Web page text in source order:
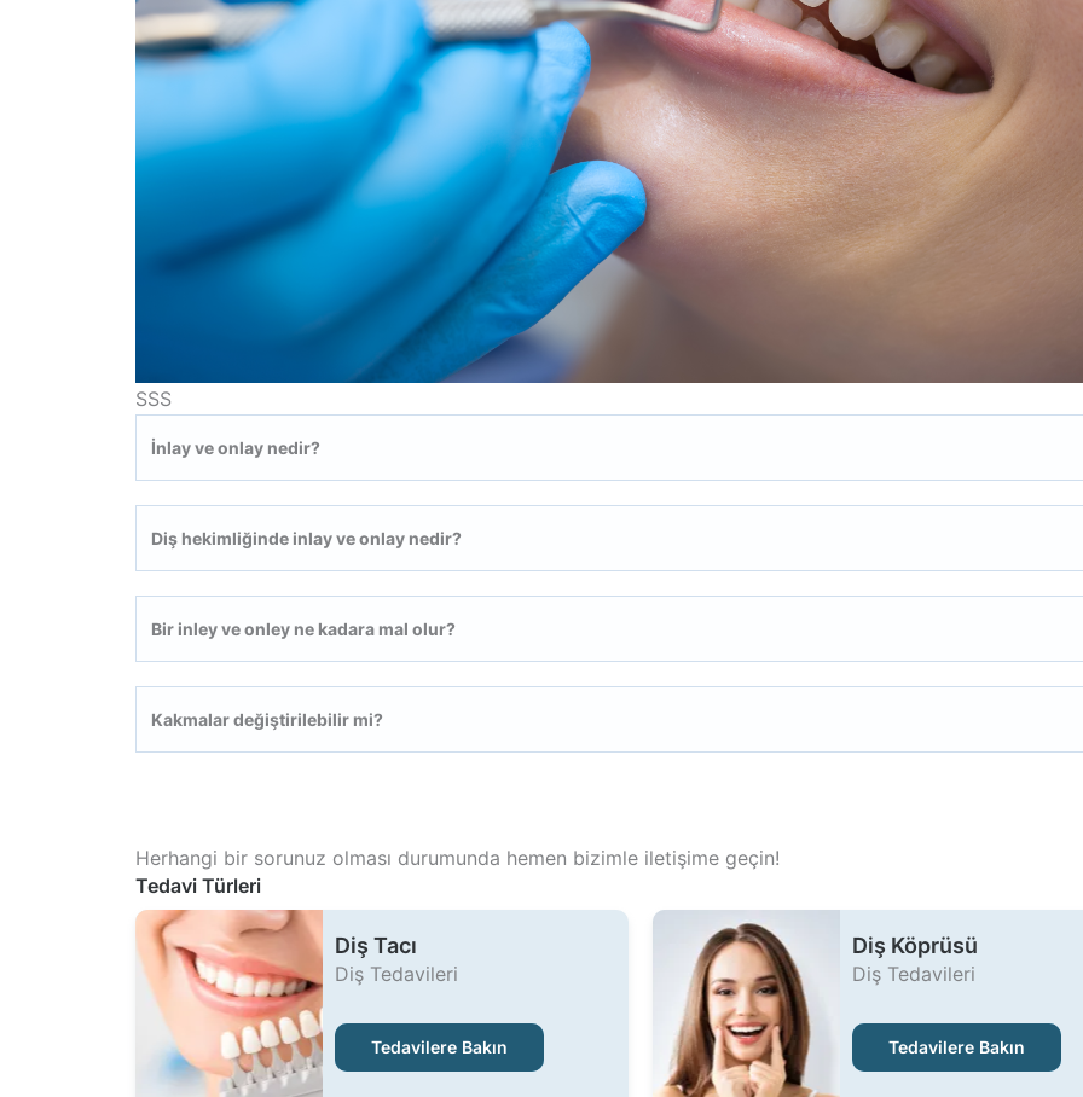
SSS
İnlay ve onlay nedir?
Diş hekimliğinde inlay ve onlay nedir?
Bir inley ve onley ne kadara mal olur?
Kakmalar değiştirilebilir mi?
Herhangi bir sorunuz olması durumunda hemen bizimle iletişime geçin!
Tedavi Türleri
Diş Tacı
Diş Tedavileri
Tedavilere Bakın
Diş Köprüsü
Diş Tedavileri
Tedavilere Bakın